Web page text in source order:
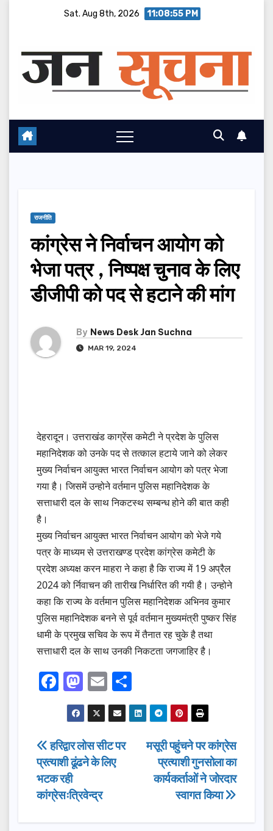
Sat. Aug 8th, 2026 11:08:56 PM
राजनीति
कांग्रेस ने निर्वाचन आयोग को
भेजा पत्र , निष्पक्ष चुनाव के लिए
डीजीपी को पद से हटाने की मांग
By News Desk Jan Suchna
MAR 19, 2024
देहरादून। उत्तराखंड काग्रेंस कमेटी ने प्रदेश के पुलिस
महानिदेशक को उनके पद से तत्काल हटाये जाने को लेकर
मुख्य निर्वाचन आयुक्त भारत निर्वाचन आयोग को पत्र भेजा
गया है। जिसमें उन्होने वर्तमान पुलिस महानिदेशक के
सत्ताधारी दल के साथ निकटस्थ सम्बन्ध होने की बात कही
है।
मुख्य निर्वाचन आयुक्त भारत निर्वाचन आयोग को भेजे गये
पत्र के माध्यम से उत्तराखण्ड प्रदेश कांग्रेस कमेटी के
प्रदेश अध्यक्ष करन माहरा ने कहा है कि राज्य में 19 अप्रैल
2024 को र्निवाचन की तारीख निर्धारित की गयी है। उन्होने
कहा कि राज्य के वर्तमान पुलिस महानिदेशक अभिनव कुमार
पुलिस महानिदेशक बनने से पूर्व वर्तमान मुख्यमंत्री पुष्कर सिंह
धामी के प्रमुख सचिव के रूप में तैनात रह चुके है तथा
सत्ताधारी दल के साथ उनकी निकटता जगजाहिर है।
F
a
c
e
b
o
o
k
M
a
st
o
d
n
E
m
ail
h
ar
Post
navigation
मसूरी पहुंचने पर कांग्रेस
प्रत्याशी गुनसोला का
कार्यकर्ताओं ने जोरदार
स्वागत किया
हरिद्वार लोस सीट पर
प्रत्याशी ढूंढने के लिए
भटक रही
कांग्रेसःत्रिवेन्द्र